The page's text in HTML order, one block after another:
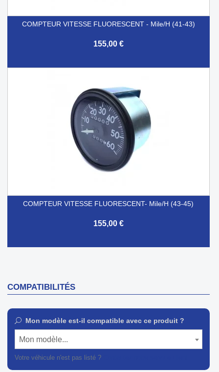
COMPTEUR VITESSE FLUORESCENT - Mile/h (41-43)
155,00 €
COMPTEUR VITESSE FLUORESCENT- Mile/h (43-45)
155,00 €
COMPATIBILITÉS
Mon modèle est-il compatible avec ce produit ?
Mon modèle...
Votre véhicule n'est pas listé ?